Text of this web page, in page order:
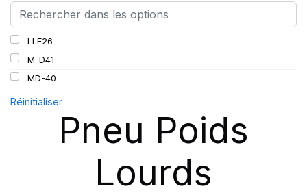
LLF26
M-D41
MD-40
Réinitialiser
Pneu Poids
Lourds